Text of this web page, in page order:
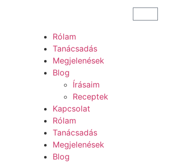
Rólam
Tanácsadás
Megjelenések
Blog
Írásaim
Receptek
Kapcsolat
Rólam
Tanácsadás
Megjelenések
Blog